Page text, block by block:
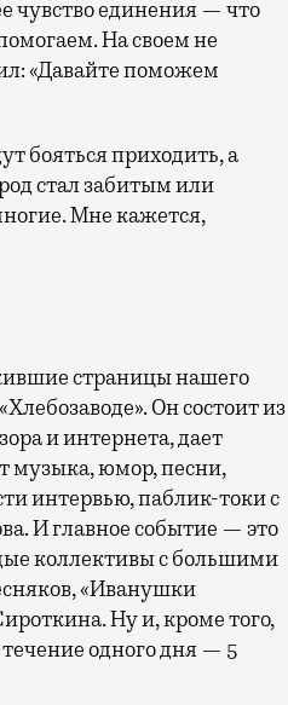
чувство единения — что
На своем не
«Давайте поможем
бояться приходить, а
стал забитым или
Мне кажется,
страницы нашего
Он состоит из
и интернета, дает
музыка, юмор, песни,
интервью, паблик-токи с
И главное событие — это
коллективы с большими
«Иванушки
Ну и, кроме того,
одного дня — 5